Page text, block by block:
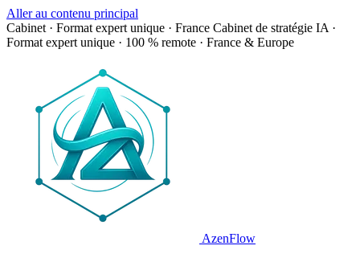
Aller au contenu principal
Cabinet · Format expert unique · France Cabinet de stratégie IA ·
Format expert unique · 100 % remote · France & Europe
AzenFlow